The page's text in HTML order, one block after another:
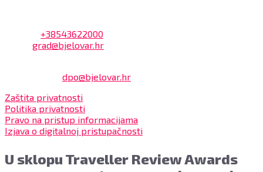
+38543622000
grad@bjelovar.hr
dpo@bjelovar.hr
Zaštita privatnosti
Politika privatnosti
Pravo na pristup informacijama
Izjava o digitalnoj pristupačnosti
U sklopu Traveller Review Awards